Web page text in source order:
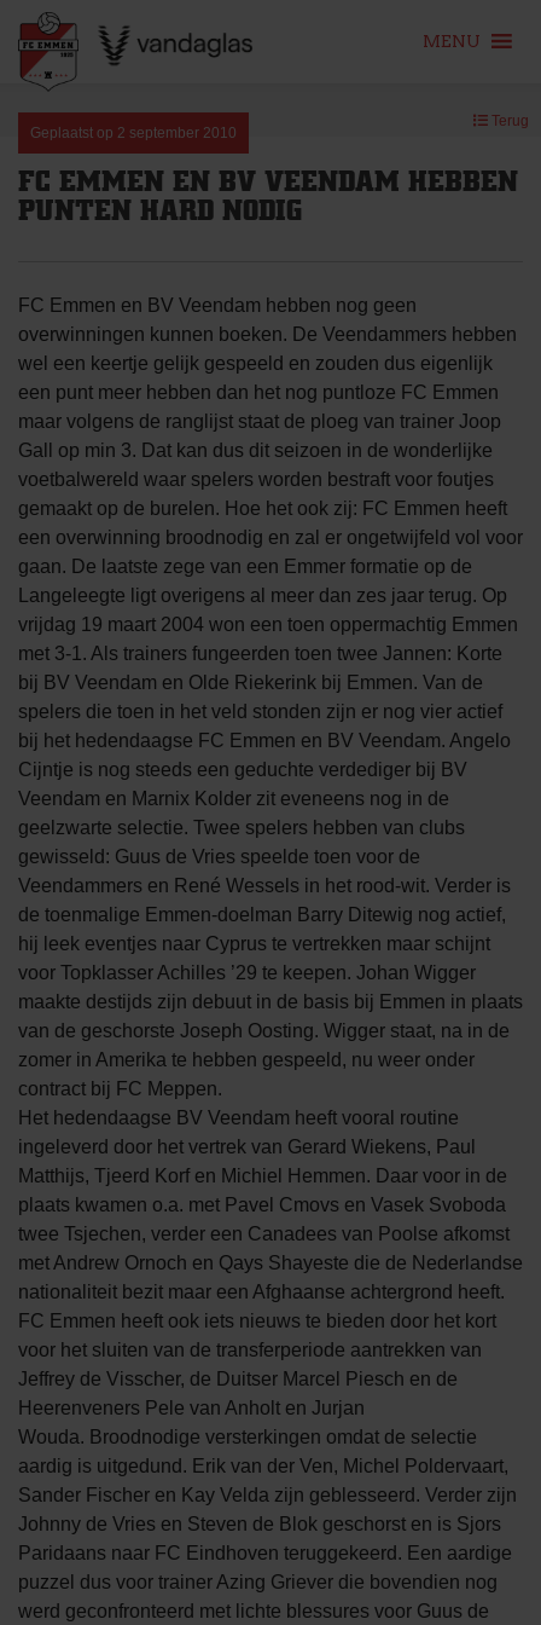
content
MENU
Geplaatst op 2 september 2010
Terug
FC EMMEN EN BV VEENDAM HEBBEN
PUNTEN HARD NODIG
FC Emmen en BV Veendam hebben nog geen
overwinningen kunnen boeken. De Veendammers hebben
wel een keertje gelijk gespeeld en zouden dus eigenlijk
een punt meer hebben dan het nog puntloze FC Emmen
maar volgens de ranglijst staat de ploeg van trainer Joop
Gall op min 3. Dat kan dus dit seizoen in de wonderlijke
voetbalwereld waar spelers worden bestraft voor foutjes
gemaakt op de burelen. Hoe het ook zij: FC Emmen heeft
een overwinning broodnodig en zal er ongetwijfeld vol voor
gaan. De laatste zege van een Emmer formatie op de
Langeleegte ligt overigens al meer dan zes jaar terug. Op
vrijdag 19 maart 2004 won een toen oppermachtig Emmen
met 3-1. Als trainers fungeerden toen twee Jannen: Korte
bij BV Veendam en Olde Riekerink bij Emmen. Van de
spelers die toen in het veld stonden zijn er nog vier actief
bij het hedendaagse FC Emmen en BV Veendam. Angelo
Cijntje is nog steeds een geduchte verdediger bij BV
Veendam en Marnix Kolder zit eveneens nog in de
geelzwarte selectie. Twee spelers hebben van clubs
gewisseld: Guus de Vries speelde toen voor de
Veendammers en René Wessels in het rood-wit. Verder is
de toenmalige Emmen-doelman Barry Ditewig nog actief,
hij leek eventjes naar Cyprus te vertrekken maar schijnt
voor Topklasser Achilles ’29 te keepen. Johan Wigger
maakte destijds zijn debuut in de basis bij Emmen in plaats
van de geschorste Joseph Oosting. Wigger staat, na in de
zomer in Amerika te hebben gespeeld, nu weer onder
contract bij FC Meppen.
Het hedendaagse BV Veendam heeft vooral routine
ingeleverd door het vertrek van Gerard Wiekens, Paul
Matthijs, Tjeerd Korf en Michiel Hemmen. Daar voor in de
plaats kwamen o.a. met Pavel Cmovs en Vasek Svoboda
twee Tsjechen, verder een Canadees van Poolse afkomst
met Andrew Ornoch en Qays Shayeste die de Nederlandse
nationaliteit bezit maar een Afghaanse achtergrond heeft.
FC Emmen heeft ook iets nieuws te bieden door het kort
voor het sluiten van de transferperiode aantrekken van
Jeffrey de Visscher, de Duitser Marcel Piesch en de
Heerenveners Pele van Anholt en Jurjan
Wouda. Broodnodige versterkingen omdat de selectie
aardig is uitgedund. Erik van der Ven, Michel Poldervaart,
Sander Fischer en Kay Velda zijn geblesseerd. Verder zijn
Johnny de Vries en Steven de Blok geschorst en is Sjors
Paridaans naar FC Eindhoven teruggekeerd. Een aardige
puzzel dus voor trainer Azing Griever die bovendien nog
werd geconfronteerd met lichte blessures voor Guus de